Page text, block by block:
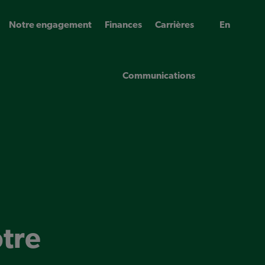
Notre engagement Finances Carrières
Communications
En